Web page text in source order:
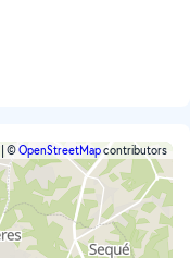
©OpenStreetMapcontributors